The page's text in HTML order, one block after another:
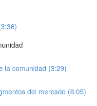
la comunidad (3:29)
del mercado (6:05)